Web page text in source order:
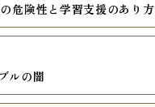
危険性と学習支援のあり方
ルの闇